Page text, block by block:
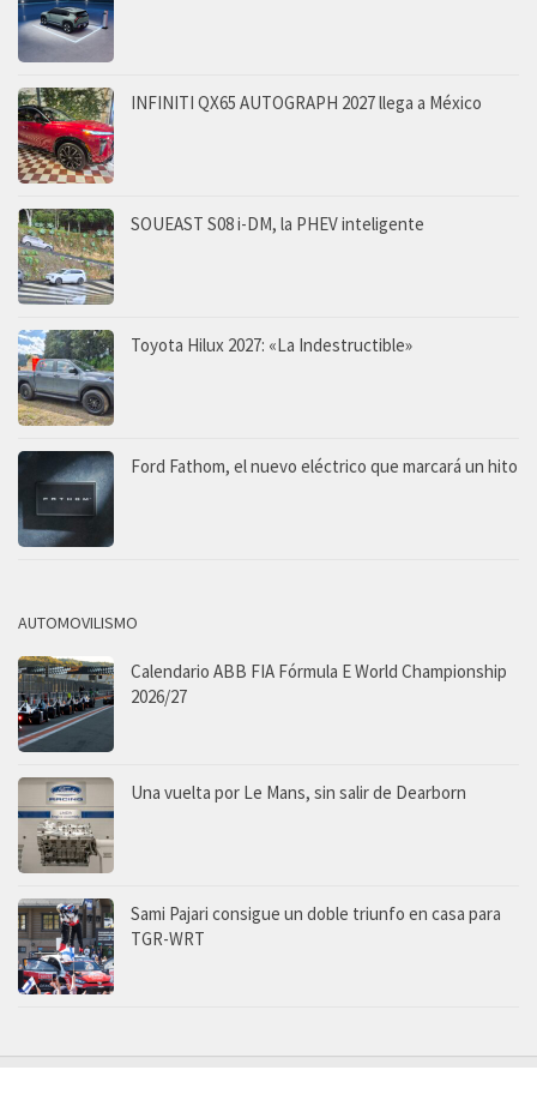
INFINITI QX65 AUTOGRAPH 2027 llega a México
SOUEAST S08 i-DM, la PHEV inteligente
Toyota Hilux 2027: «La Indestructible»
Ford Fathom, el nuevo eléctrico que marcará un hito
AUTOMOVILISMO
Calendario ABB FIA Fórmula E World Championship
2026/27
Una vuelta por Le Mans, sin salir de Dearborn
Sami Pajari consigue un doble triunfo en casa para
TGR-WRT